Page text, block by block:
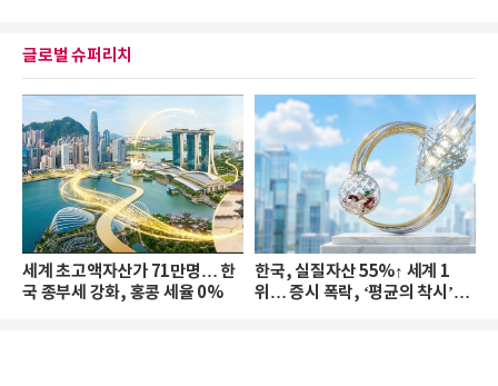
글로벌 슈퍼리치
세계 초고액자산가 71만명… 한
국 종부세 강화, 홍콩 세율 0%
한국, 실질자산 55%↑ 세계 1
위… 증시 폭락, ‘평균의 착시’와